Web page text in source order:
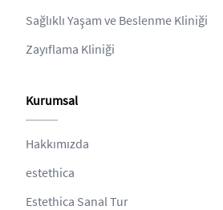
Sağlıklı Yaşam ve Beslenme Kliniği
Zayıflama Kliniği
Kurumsal
Hakkımızda
estethica
Estethica Sanal Tur